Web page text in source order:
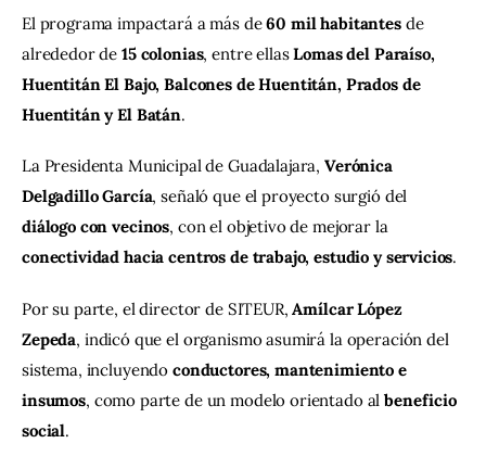
El programa impactará a más de 60 mil habitantes de
alrededor de 15 colonias, entre ellas Lomas del Paraíso,
Huentitán El Bajo, Balcones de Huentitán, Prados de
Huentitán y El Batán.
La Presidenta Municipal de Guadalajara, Verónica
Delgadillo García, señaló que el proyecto surgió del
diálogo con vecinos, con el objetivo de mejorar la
conectividad hacia centros de trabajo, estudio y servicios.
Por su parte, el director de SITEUR, Amílcar López
Zepeda, indicó que el organismo asumirá la operación del
sistema, incluyendo conductores, mantenimiento e
insumos, como parte de un modelo orientado al beneficio
social.